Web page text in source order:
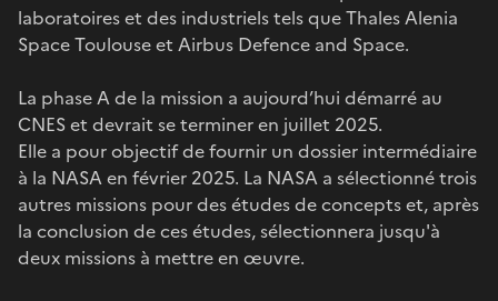
laboratoires et des industriels tels que Thales Alenia
Space Toulouse et Airbus Defence and Space.
La phase A de la mission a aujourd’hui démarré au
CNES et devrait se terminer en juillet 2025.
Elle a pour objectif de fournir un dossier intermédiaire
à la NASA en février 2025. La NASA a sélectionné trois
autres missions pour des études de concepts et, après
la conclusion de ces études, sélectionnera jusqu'à
deux missions à mettre en œuvre.